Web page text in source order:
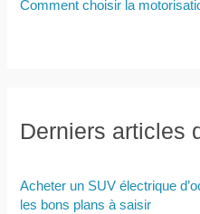
Comment choisir la
Derniers articles
Acheter un SUV électrique
les bons plans à saisir